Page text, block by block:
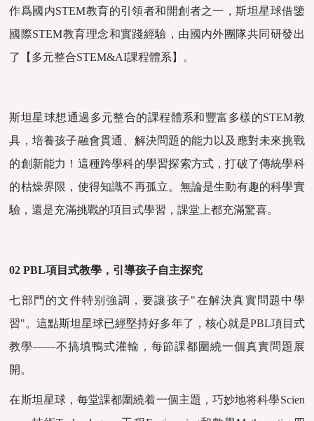
作爲國内STEM教育的引領者和開創者之一，斯坦星球借鑒
國際STEM教育理念和實踐經驗，由國内外團隊共同研發出
了【多元整合STEM&AI課程體系】。
斯坦星球想通過多元整合的課程體系和豐富多樣的STEM教
具，培養孩子融會貫通、解決問題的能力以及應對未來挑戰
的創新能力！這種跨學科的學習探索方式，打破了傳統學科
的枯燥界限，使得知識不再孤立。無論是生動有趣的科學實
驗，還是充滿挑戰的項目式學習，課堂上都充滿驚喜。
02 PBL項目式教學，引導孩子自主探究
七部門的文件特别強調，要讓孩子"在解決真實問題中學
習"。這點斯坦星球已經堅持好多年了，核心就是PBL項目式
教學——不搞填鴨式灌輸，每節課都圍繞一個真實問題展
開。
在斯坦星球，每堂課都圍繞着一個主題，巧妙地将科學Scien